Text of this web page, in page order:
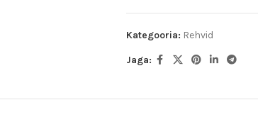
Kategooria: Rehvid
Jaga: